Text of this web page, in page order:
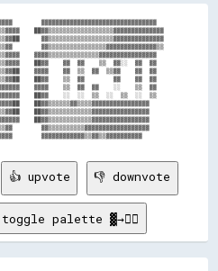
▓▓▓▓▓▓▓▓▓▓▓▓▓▓▓▓▓▓▓▓▓▓▓▓▓▓▓▓▓▓▓▓
██▓▓▒▒▒▒▒▒▒▒▒▒▒▒▒▒▒▒▒▒▓▓▓▓▓▓▓▓▓▓▓▓▓▓
▓▓▒▒▒▒▒▒▒▒▒▒▒▒▒▒▒▒▒▒▓▓▓▓▓▓▓▓▓▓▓▓▓▓
▓▓▒▒▒▒▒▒▒▒▒▒▒▒▒▒▒▒▓▓▓▓▓▓▓▓▓▓▓▓▓▓▒▒
▓▓▓▓▒▒▒▒▒▒▒▒▒▒▒▒▒▒▓▓▓▓▓▓▓▓▓▓▓▓▓▓▓▓
██▓▓    ▓▓  ▓▓    ▒▒  ▓▓░░  ▓▓  ▓▓
▓▓▓▓    ▓▓  ▒▒  ▓▓  ▒▒▓▓    ▓▓  ▓▓
██▓▓    ▒▒  ▓▓        ▓▓    ▓▓  ▓▓
▓▓▓▓    ▒▒  ▓▓  ▓▓    ░░    ▒▒  ▓▓
██▓▓    ░░  ░░  ▒▒  ░░  ▒▒  ░░  ▒▒
██▓▓▒▒▒▒▒▒▓▓▒▒▒▒▓▓▓▓▓▓▓▓▓▓▓▓▓▓▓▓
██▓▓▒▒▒▒▒▒▒▒▒▒▒▒▓▓▓▓▓▓▓▓▓▓▓▓▓▓▓▓
██▓▓▒▒▒▒▒▒▒▒▒▒▒▒▓▓▓▓▓▓▓▓▓▓▓▓▓▓▓▓
▓▓▒▒▒▒▒▒▒▒▒▒▓▓▓▓▓▓▓▓▓▓▓▓▓▓▓▓▓▓
👍 upvote 👎 downvote
toggle palette ▓→✊🏽